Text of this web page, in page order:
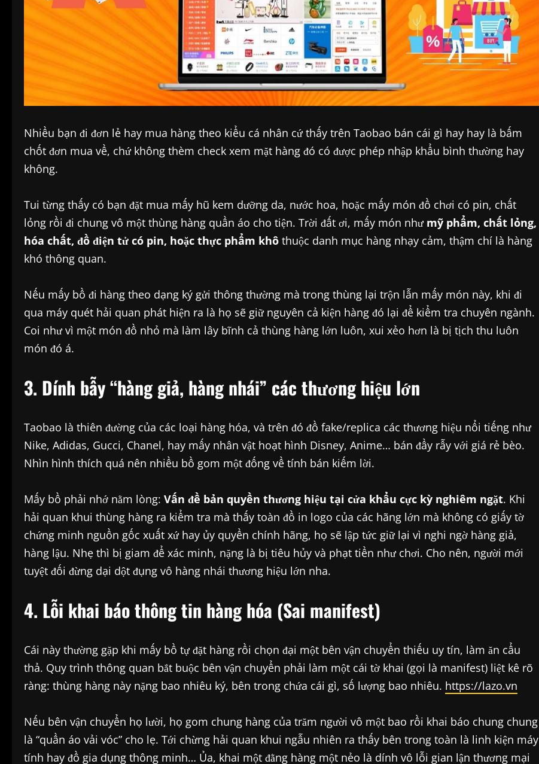
Nhiều bạn đi đơn lẻ hay mua hàng theo kiểu cá nhân cứ thấy trên Taobao bán cái gì hay hay là bấm
chốt đơn mua về, chứ không thèm check xem mặt hàng đó có được phép nhập khẩu bình thường hay
không.
Tui từng thấy có bạn đặt mua mấy hũ kem dưỡng da, nước hoa, hoặc mấy món đồ chơi có pin, chất
lỏng rồi đi chung vô một thùng hàng quần áo cho tiện. Trời đất ơi, mấy món như mỹ phẩm, chất lỏng,
hóa chất, đồ điện tử có pin, hoặc thực phẩm khô thuộc danh mục hàng nhạy cảm, thậm chí là hàng
khó thông quan.
Nếu mấy bồ đi hàng theo dạng ký gửi thông thường mà trong thùng lại trộn lẫn mấy món này, khi đi
qua máy quét hải quan phát hiện ra là họ sẽ giữ nguyên cả kiện hàng đó lại để kiểm tra chuyên ngành.
Coi như vì một món đồ nhỏ mà làm lây bĩnh cả thùng hàng lớn luôn, xui xẻo hơn là bị tịch thu luôn
món đó á.
3. Dính bẫy “hàng giả, hàng nhái” các thương hiệu lớn
Taobao là thiên đường của các loại hàng hóa, và trên đó đồ fake/replica các thương hiệu nổi tiếng như
Nike, Adidas, Gucci, Chanel, hay mấy nhân vật hoạt hình Disney, Anime… bán đầy rẫy với giá rẻ bèo.
Nhìn hình thích quá nên nhiều bồ gom một đống về tính bán kiếm lời.
Mấy bồ phải nhớ nằm lòng: Vấn đề bản quyền thương hiệu tại cửa khẩu cực kỳ nghiêm ngặt. Khi
hải quan khui thùng hàng ra kiểm tra mà thấy toàn đồ in logo của các hãng lớn mà không có giấy tờ
chứng minh nguồn gốc xuất xứ hay ủy quyền chính hãng, họ sẽ lập tức giữ lại vì nghi ngờ hàng giả,
hàng lậu. Nhẹ thì bị giam để xác minh, nặng là bị tiêu hủy và phạt tiền như chơi. Cho nên, người mới
tuyệt đối đừng dại dột đụng vô hàng nhái thương hiệu lớn nha.
4. Lỗi khai báo thông tin hàng hóa (Sai manifest)
Cái này thường gặp khi mấy bồ tự đặt hàng rồi chọn đại một bên vận chuyển thiếu uy tín, làm ăn cẩu
thả. Quy trình thông quan bắt buộc bên vận chuyển phải làm một cái tờ khai (gọi là manifest) liệt kê rõ
ràng: thùng hàng này nặng bao nhiêu ký, bên trong chứa cái gì, số lượng bao nhiêu. https://lazo.vn
Nếu bên vận chuyển họ lười, họ gom chung hàng của trăm người vô một bao rồi khai báo chung chung
là “quần áo vải vóc” cho lẹ. Tới chừng hải quan khui ngẫu nhiên ra thấy bên trong toàn là linh kiện máy
tính hay đồ gia dụng thông minh… Ủa, khai một đằng hàng một nẻo là dính vô lỗi gian lận thương mại